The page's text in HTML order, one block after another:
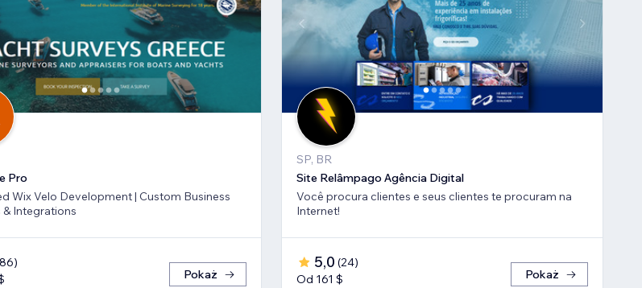
Pro
Wix Velo Development | Custom Business
Integrations
86)
Pokaż
SP, BR
Site Relâmpago Agência Digital
Você procura clientes e seus clientes te procuram na
Internet!
5,0 (24)
Od 161 $
Pokaż